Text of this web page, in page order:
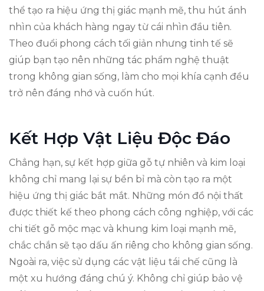
thể tạo ra hiệu ứng thị giác mạnh mẽ, thu hút ánh
nhìn của khách hàng ngay từ cái nhìn đầu tiên.
Theo đuổi phong cách tối giản nhưng tinh tế sẽ
giúp bạn tạo nên những tác phẩm nghệ thuật
trong không gian sống, làm cho mọi khía cạnh đều
trở nên đáng nhớ và cuốn hút.
Kết Hợp Vật Liệu Độc Đáo
Chẳng hạn, sự kết hợp giữa gỗ tự nhiên và kim loại
không chỉ mang lại sự bền bỉ mà còn tạo ra một
hiệu ứng thị giác bắt mắt. Những món đồ nội thất
được thiết kế theo phong cách công nghiệp, với các
chi tiết gỗ mộc mạc và khung kim loại mạnh mẽ,
chắc chắn sẽ tạo dấu ấn riêng cho không gian sống.
Ngoài ra, việc sử dụng các vật liệu tái chế cũng là
một xu hướng đáng chú ý. Không chỉ giúp bảo vệ